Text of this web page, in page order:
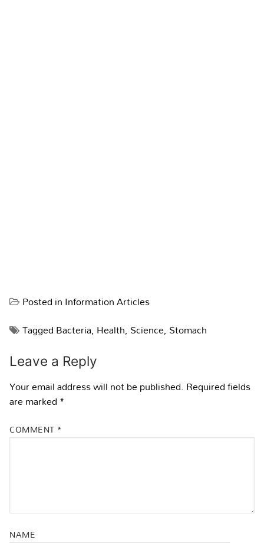
Posted inInformation Articles
TaggedBacteria, Health, Science, Stomach
Leave a Reply
Your email address will not be published. Required fields
are marked*
COMMENT *
NAME